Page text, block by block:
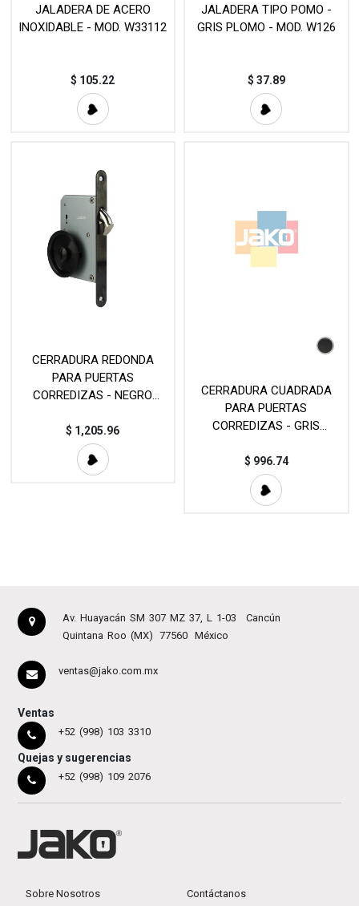
JALADERA DE ACERO
INOXIDABLE - MOD. W33112
$ 105.22
JALADERA TIPO POMO -
GRIS PLOMO - MOD. W126
$ 37.89
CERRADURA REDONDA
PARA PUERTAS
CORREDIZAS - NEGRO
CMY080PSSDB
$ 1,205.96
CERRADURA CUADRADA
PARA PUERTAS
CORREDIZAS - GRIS
CMY081SSNM
$ 996.74
Av. Huayacán SM 307 MZ 37, L 1-03
Cancún
Quintana Roo (MX)
77560 México
ventas@jako.com.mx
Ventas
+52 (998) 103 3310
Quejas y sugerencias
+52 (998) 109 2076
Sobre Nosotros Contáctanos